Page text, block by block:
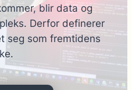
blir data og
Derfor definerer
seg som fremtidens